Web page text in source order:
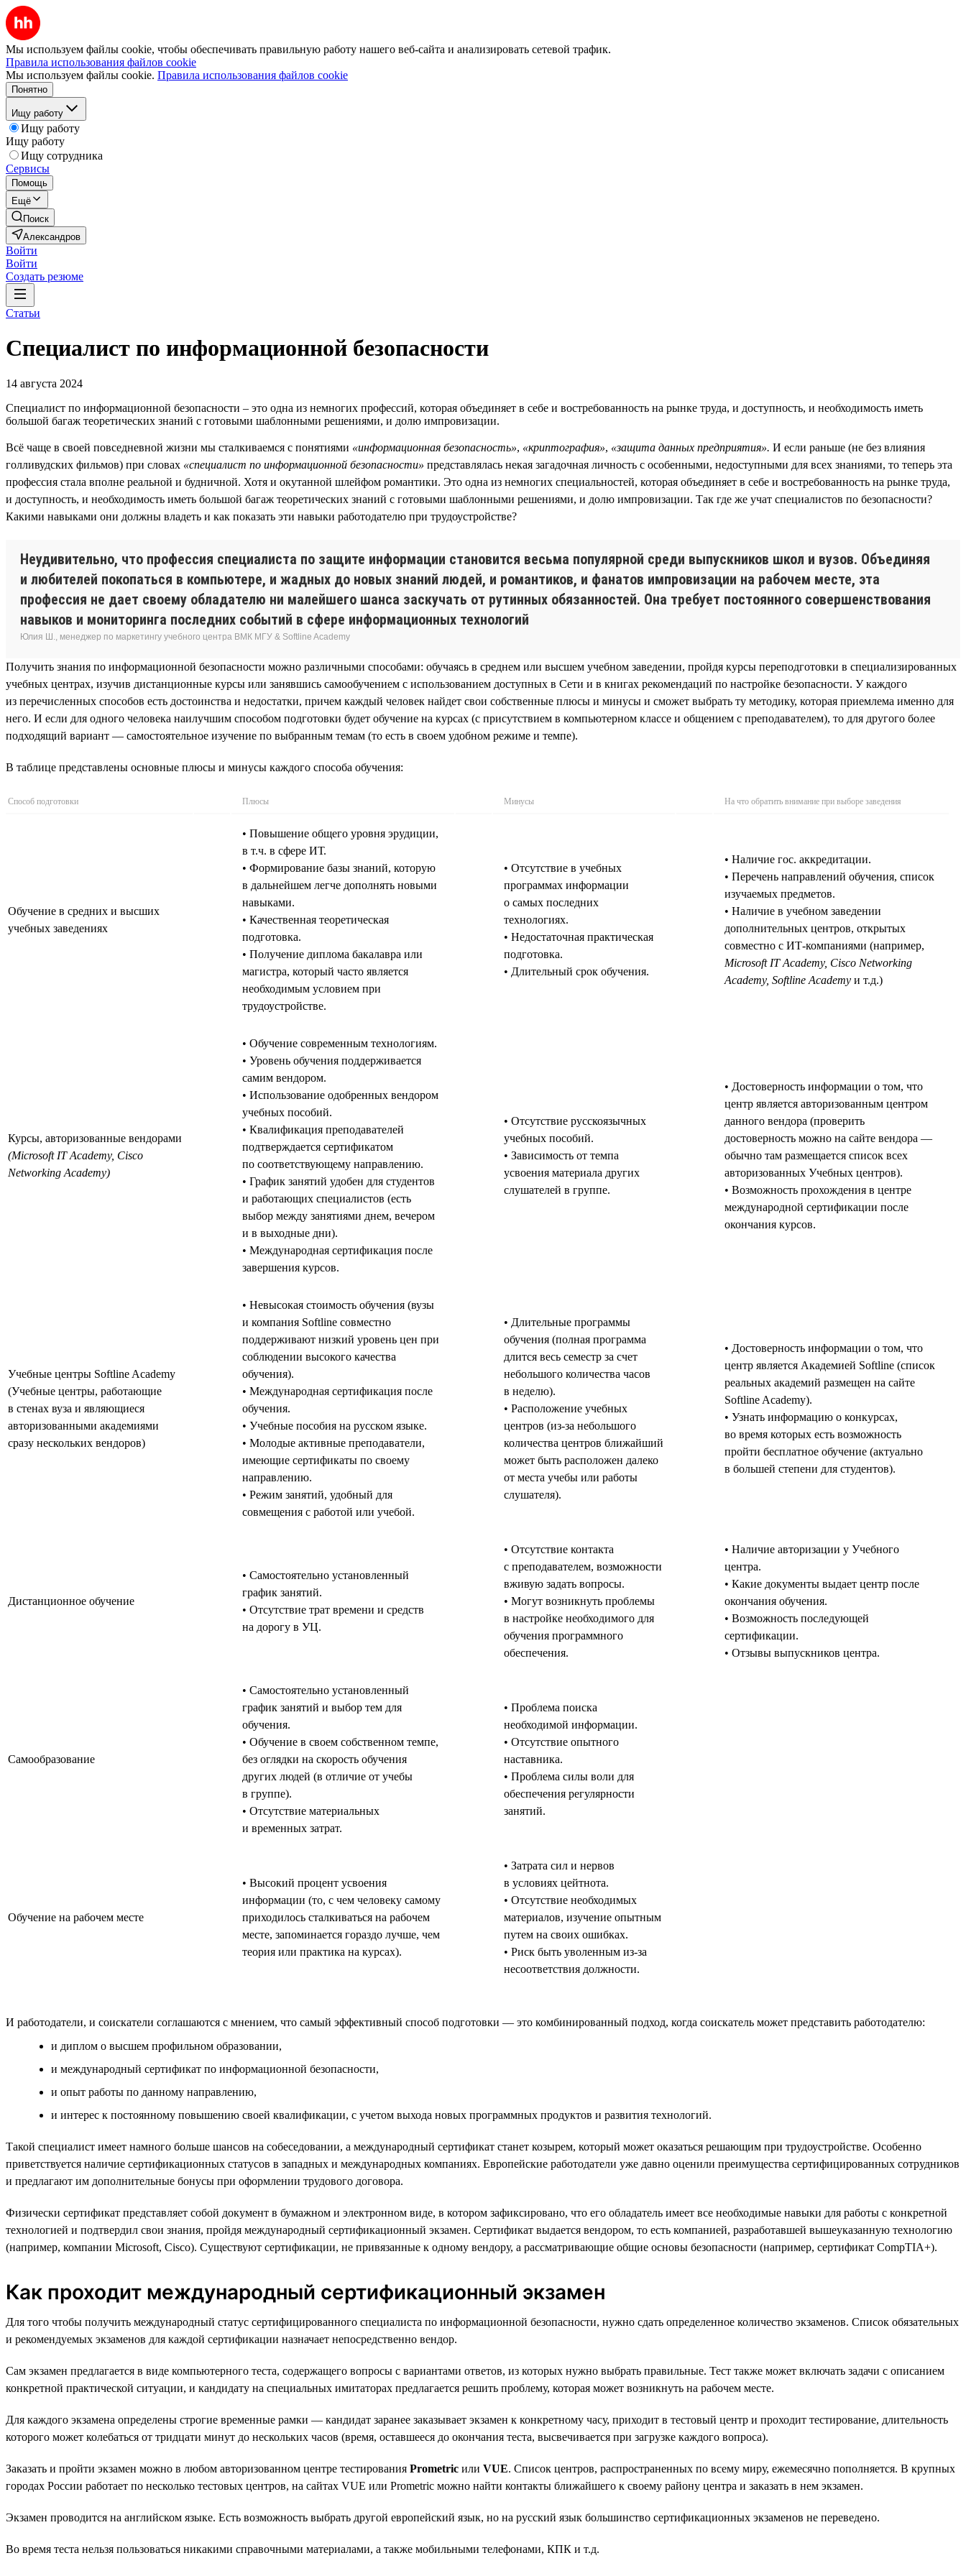
Мы используем файлы cookie, чтобы обеспечивать правильную работу нашего веб-сайта и анализировать сетевой трафик.
Правила использования файлов cookie
Мы используем файлы cookie. Правила использования файлов cookie
Понятно
Ищу работу
Ищу работу
Ищу работу
Ищу сотрудника
Сервисы
Помощь
Ещё
Поиск
Александров
Войти
Войти
Создать резюме
Статьи
Специалист по информационной безопасности
14 августа 2024
Специалист по информационной безопасности – это одна из немногих профессий, которая объединяет в себе и востребованность на рынке труда, и доступность, и необходимость иметь
большой багаж теоретических знаний с готовыми шаблонными решениями, и долю импровизации.
Всё чаще в своей повседневной жизни мы сталкиваемся с понятиями «информационная безопасность», «криптография», «защита данных предприятия». И если раньше (не без влияния
голливудских фильмов) при словах «специалист по информационной безопасности» представлялась некая загадочная личность с особенными, недоступными для всех знаниями, то теперь эта
профессия стала вполне реальной и будничной. Хотя и окутанной шлейфом романтики. Это одна из немногих специальностей, которая объединяет в себе и востребованность на рынке труда,
и доступность, и необходимость иметь большой багаж теоретических знаний с готовыми шаблонными решениями, и долю импровизации. Так где же учат специалистов по безопасности?
Какими навыками они должны владеть и как показать эти навыки работодателю при трудоустройстве?
Неудивительно, что профессия специалиста по защите информации становится весьма популярной среди выпускников школ и вузов. Объединяя
и любителей покопаться в компьютере, и жадных до новых знаний людей, и романтиков, и фанатов импровизации на рабочем месте, эта
профессия не дает своему обладателю ни малейшего шанса заскучать от рутинных обязанностей. Она требует постоянного совершенствования
навыков и мониторинга последних событий в сфере информационных технологий
Юлия Ш., менеджер по маркетингу учебного центра ВМК МГУ & Softline Academy
Получить знания по информационной безопасности можно различными способами: обучаясь в среднем или высшем учебном заведении, пройдя курсы переподготовки в специализированных
учебных центрах, изучив дистанционные курсы или занявшись самообучением с использованием доступных в Сети и в книгах рекомендаций по настройке безопасности. У каждого
из перечисленных способов есть достоинства и недостатки, причем каждый человек найдет свои собственные плюсы и минусы и сможет выбрать ту методику, которая приемлема именно для
него. И если для одного человека наилучшим способом подготовки будет обучение на курсах (с присутствием в компьютерном классе и общением с преподавателем), то для другого более
подходящий вариант — самостоятельное изучение по выбранным темам (то есть в своем удобном режиме и темпе).
В таблице представлены основные плюсы и минусы каждого способа обучения:
Способ подготовки Плюсы Минусы На что обратить внимание при выборе заведения
Обучение в средних и высших
учебных заведениях
• Повышение общего уровня эрудиции,
в т.ч. в сфере ИТ.
• Формирование базы знаний, которую
в дальнейшем легче дополнять новыми
навыками.
• Качественная теоретическая
подготовка.
• Получение диплома бакалавра или
магистра, который часто является
необходимым условием при
трудоустройстве.
• Отсутствие в учебных
программах информации
о самых последних
технологиях.
• Недостаточная практическая
подготовка.
• Длительный срок обучения.
• Наличие гос. аккредитации.
• Перечень направлений обучения, список
изучаемых предметов.
• Наличие в учебном заведении
дополнительных центров, открытых
совместно с ИТ-компаниями (например,
Microsoft IT Academy, Cisco Networking
Academy, Softline Academy и т.д.)
Курсы, авторизованные вендорами
(Microsoft IT Academy, Cisco
Networking Academy)
• Обучение современным технологиям.
• Уровень обучения поддерживается
самим вендором.
• Использование одобренных вендором
учебных пособий.
• Квалификация преподавателей
подтверждается сертификатом
по соответствующему направлению.
• График занятий удобен для студентов
и работающих специалистов (есть
выбор между занятиями днем, вечером
и в выходные дни).
• Международная сертификация после
завершения курсов.
• Отсутствие русскоязычных
учебных пособий.
• Зависимость от темпа
усвоения материала других
слушателей в группе.
• Достоверность информации о том, что
центр является авторизованным центром
данного вендора (проверить
достоверность можно на сайте вендора —
обычно там размещается список всех
авторизованных Учебных центров).
• Возможность прохождения в центре
международной сертификации после
окончания курсов.
Учебные центры Softline Academy
(Учебные центры, работающие
в стенах вуза и являющиеся
авторизованными академиями
сразу нескольких вендоров)
• Невысокая стоимость обучения (вузы
и компания Softline совместно
поддерживают низкий уровень цен при
соблюдении высокого качества
обучения).
• Международная сертификация после
обучения.
• Учебные пособия на русском языке.
• Молодые активные преподаватели,
имеющие сертификаты по своему
направлению.
• Режим занятий, удобный для
совмещения с работой или учебой.
• Длительные программы
обучения (полная программа
длится весь семестр за счет
небольшого количества часов
в неделю).
• Расположение учебных
центров (из-за небольшого
количества центров ближайший
может быть расположен далеко
от места учебы или работы
слушателя).
• Достоверность информации о том, что
центр является Академией Softline (список
реальных академий размещен на сайте
Softline Academy).
• Узнать информацию о конкурсах,
во время которых есть возможность
пройти бесплатное обучение (актуально
в большей степени для студентов).
Дистанционное обучение
• Самостоятельно установленный
график занятий.
• Отсутствие трат времени и средств
на дорогу в УЦ.
• Отсутствие контакта
с преподавателем, возможности
вживую задать вопросы.
• Могут возникнуть проблемы
в настройке необходимого для
обучения программного
обеспечения.
• Наличие авторизации у Учебного
центра.
• Какие документы выдает центр после
окончания обучения.
• Возможность последующей
сертификации.
• Отзывы выпускников центра.
Самообразование
• Самостоятельно установленный
график занятий и выбор тем для
обучения.
• Обучение в своем собственном темпе,
без оглядки на скорость обучения
других людей (в отличие от учебы
в группе).
• Отсутствие материальных
и временных затрат.
• Проблема поиска
необходимой информации.
• Отсутствие опытного
наставника.
• Проблема силы воли для
обеспечения регулярности
занятий.
Обучение на рабочем месте
• Высокий процент усвоения
информации (то, с чем человеку самому
приходилось сталкиваться на рабочем
месте, запоминается гораздо лучше, чем
теория или практика на курсах).
• Затрата сил и нервов
в условиях цейтнота.
• Отсутствие необходимых
материалов, изучение опытным
путем на своих ошибках.
• Риск быть уволенным из-за
несоответствия должности.
И работодатели, и соискатели соглашаются с мнением, что самый эффективный способ подготовки — это комбинированный подход, когда соискатель может представить работодателю:
и диплом о высшем профильном образовании,
и международный сертификат по информационной безопасности,
и опыт работы по данному направлению,
и интерес к постоянному повышению своей квалификации, с учетом выхода новых программных продуктов и развития технологий.
Такой специалист имеет намного больше шансов на собеседовании, а международный сертификат станет козырем, который может оказаться решающим при трудоустройстве. Особенно
приветствуется наличие сертификационных статусов в западных и международных компаниях. Европейские работодатели уже давно оценили преимущества сертифицированных сотрудников
и предлагают им дополнительные бонусы при оформлении трудового договора.
Физически сертификат представляет собой документ в бумажном и электронном виде, в котором зафиксировано, что его обладатель имеет все необходимые навыки для работы с конкретной
технологией и подтвердил свои знания, пройдя международный сертификационный экзамен. Сертификат выдается вендором, то есть компанией, разработавшей вышеуказанную технологию
(например, компании Microsoft, Cisco). Существуют сертификации, не привязанные к одному вендору, а рассматривающие общие основы безопасности (например, сертификат CompTIA+).
Как проходит международный сертификационный экзамен
Для того чтобы получить международный статус сертифицированного специалиста по информационной безопасности, нужно сдать определенное количество экзаменов. Список обязательных
и рекомендуемых экзаменов для каждой сертификации назначает непосредственно вендор.
Сам экзамен предлагается в виде компьютерного теста, содержащего вопросы с вариантами ответов, из которых нужно выбрать правильные. Тест также может включать задачи с описанием
конкретной практической ситуации, и кандидату на специальных имитаторах предлагается решить проблему, которая может возникнуть на рабочем месте.
Для каждого экзамена определены строгие временные рамки — кандидат заранее заказывает экзамен к конкретному часу, приходит в тестовый центр и проходит тестирование, длительность
которого может колебаться от тридцати минут до нескольких часов (время, оставшееся до окончания теста, высвечивается при загрузке каждого вопроса).
Заказать и пройти экзамен можно в любом авторизованном центре тестирования Prometric или VUE. Список центров, распространенных по всему миру, ежемесячно пополняется. В крупных
городах России работает по несколько тестовых центров, на сайтах VUE или Prometric можно найти контакты ближайшего к своему району центра и заказать в нем экзамен.
Экзамен проводится на английском языке. Есть возможность выбрать другой европейский язык, но на русский язык большинство сертификационных экзаменов не переведено.
Во время теста нельзя пользоваться никакими справочными материалами, а также мобильными телефонами, КПК и т.д.